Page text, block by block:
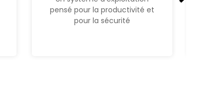
pensé pour la productivité et
pour la sécurité